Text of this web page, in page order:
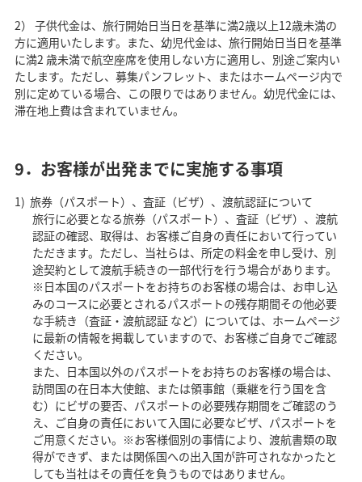
2） 子供代金は、旅行開始日当日を基準に満2歳以上12歳未満の
方に適用いたします。また、幼児代金は、旅行開始日当日を基準
に満2 歳未満で航空座席を使用しない方に適用し、別途ご案内い
たします。ただし、募集パンフレット、またはホームページ内で
別に定めている場合、この限りではありません。幼児代金には、
滞在地上費は含まれていません。
9．お客様が出発までに実施する事項
旅券（パスポート）、査証（ビザ）、渡航認証について
旅行に必要となる旅券（パスポート）、査証（ビザ）、渡航
認証の確認、取得は、お客様ご自身の責任において行ってい
ただきます。ただし、当社らは、所定の料金を申し受け、別
途契約として渡航手続きの一部代行を行う場合があります。
※日本国のパスポートをお持ちのお客様の場合は、お申し込
みのコースに必要とされるパスポートの残存期間その他必要
な手続き（査証・渡航認証 など）については、ホームページ
に最新の情報を掲載していますので、お客様ご自身でご確認
ください。
また、日本国以外のパスポートをお持ちのお客様の場合は、
訪問国の在日本大使館、または領事館（乗継を行う国を含
む）にビザの要否、パスポートの必要残存期間をご確認のう
え、ご自身の責任において入国に必要なビザ、パスポートを
ご用意ください。※お客様個別の事情により、渡航書類の取
得ができず、または関係国への出入国が許可されなかったと
しても当社はその責任を負うものではありません。